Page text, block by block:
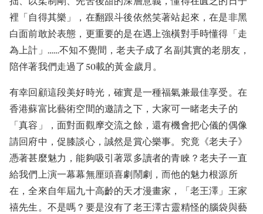
裡「自得其樂」，在翻跟斗後依然笑著站起來，在是非黑
白面前敢於表態，更重要的是在遇上強橫對手時懂得「走
為上計」……不知不覺間，老夫子成了名副其實的老朋友，
陪伴著我們走過了50載的黃金歲月。
有幸回顧這段美好時光，確實是一種福氣兼最佳享受。在
香港蘇富比藝術空間的邀請之下，大家可一睹老夫子的
「真容」，面對面觀摩交流之餘，還有機會把心儀的偶像
請回府中，促膝談心，誠然是賞心樂事。究竟《老夫子》
憑著甚麼魅力，能夠吸引著眾多讀者的青睞？老夫子一直
給我們上演一幕幕無厘頭喜劇鬧劇，而他的魅力根源所
在，全來自年屆九十高齡的天才漫畫家，「老王澤」王家
禧先生。不是嗎？要是沒有了老王澤古靈精怪的腦袋與藝